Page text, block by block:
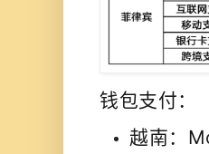
钱包支付：
越南：